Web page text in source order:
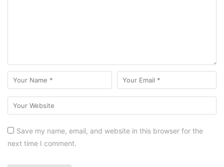
Save my name, email, and website in this browser for the
next time I comment.